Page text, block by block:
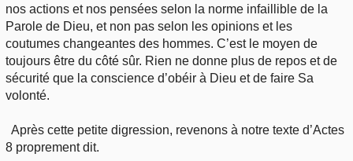
nos actions et nos pensées selon la norme infaillible de la
Parole de Dieu, et non pas selon les opinions et les
coutumes changeantes des hommes. C’est le moyen de
toujours être du côté sûr. Rien ne donne plus de repos et de
sécurité que la conscience d’obéir à Dieu et de faire Sa
volonté.
Après cette petite digression, revenons à notre texte d’Actes
8 proprement dit.